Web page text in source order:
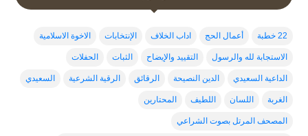
22 خطبة أعمال الحج اداب الخلاف الإنتخابات الاخوة الاسلامية
الاستجابة لله والرسول التقييد والإيضاح الثبات الحفلات
الداعية السعيدي الدين النصيحة الرقائق الرقية الشرعية السعيدي
الغربة اللسان اللطيف المحتارين
المصحف المرتل بصوت الشراعي